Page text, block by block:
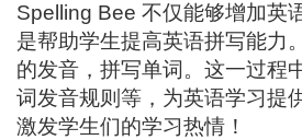
Spelling Bee 不仅能够增加英
是帮助学生提高英语拼写能力
的发音，拼写单词。这一过程
词发音规则等，为英语学习提
激发学生们的学习热情！